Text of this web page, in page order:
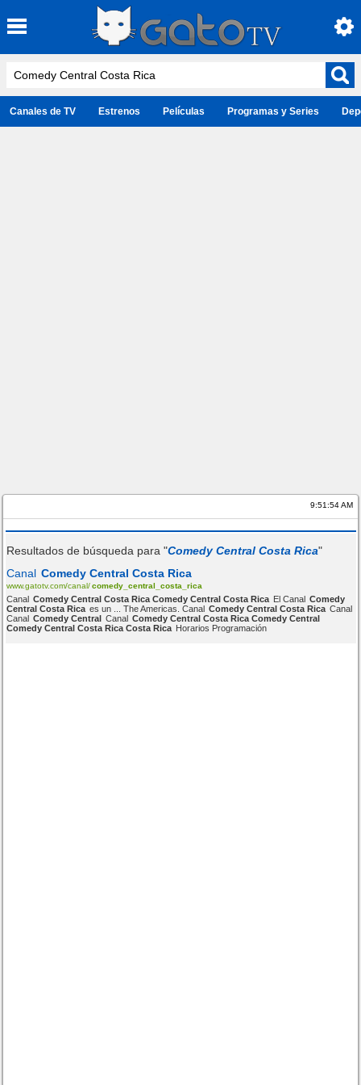
Canales de TV Estrenos Películas Programas y Series
9:51:54 AM
Resultados de búsqueda para "Comedy Central Costa Rica"
Canal Comedy Central Costa Rica
www.gatotv.com/canal/ comedy_central_costa_rica
Canal Comedy Central Costa Rica Comedy Central Costa Rica El Canal Comedy
Central Costa Rica es un ... The Americas. Canal Comedy Central Costa Rica Canal
Canal Comedy Central Canal Comedy Central Costa Rica Comedy Central
Comedy Central Costa Rica Costa Rica Horarios Programación